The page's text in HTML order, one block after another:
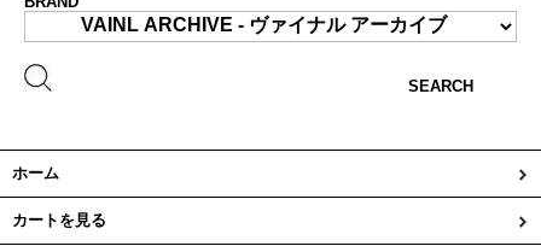
SEARCH
ホーム
カートを見る